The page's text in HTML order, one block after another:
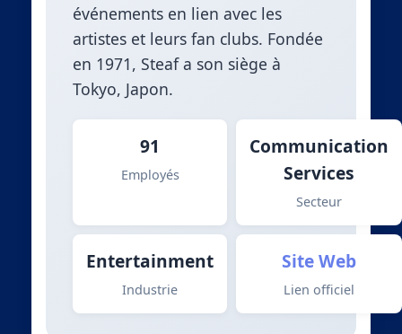
événements en lien avec les
artistes et leurs fan clubs. Fondée
en 1971, Steaf a son siège à
Tokyo, Japon.
91
Employés
Communication
Services
Secteur
Entertainment
Industrie
Site Web
Lien officiel